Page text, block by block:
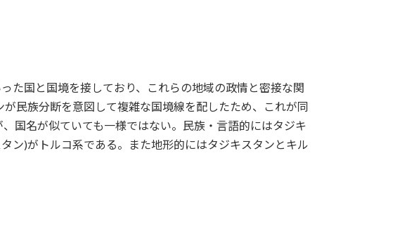
た国と国境を接しており、これらの地域の政情と密接な関
民族分断を意図して複雑な国境線を配したため、これが同
国名が似ていても一様ではない。民族・言語的にはタジキ
ン)がトルコ系である。また地形的にはタジキスタンとキル